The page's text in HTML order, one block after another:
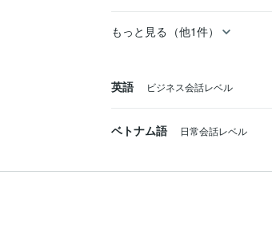
もっと見る（他1件）
英語 ビジネス会話レベル
ベトナム語 日常会話レベル